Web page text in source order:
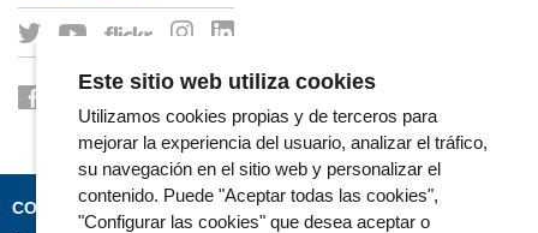
CONTACTO
Este sitio web utiliza cookies
Utilizamos cookies propias y de terceros para
mejorar la experiencia del usuario, analizar el tráfico,
su navegación en el sitio web y personalizar el
contenido. Puede "Aceptar todas las cookies",
"Configurar las cookies" que desea aceptar o